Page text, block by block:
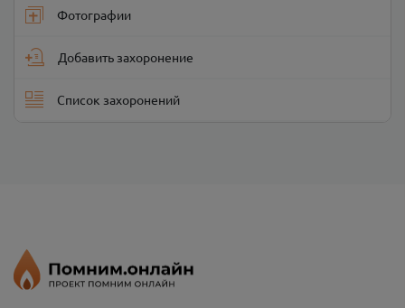
Фотографии
Добавить захоронение
Список захоронений